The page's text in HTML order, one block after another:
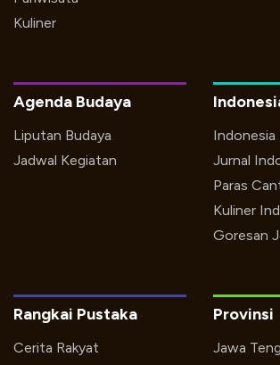
Kuliner
Indonesia
Jurnal
Paras
Kuliner
Goresan
Agenda Budaya
Liputan Budaya
Jadwal Kegiatan
Rangkai Pustaka
Cerita Rakyat
Provinsi
Jawa